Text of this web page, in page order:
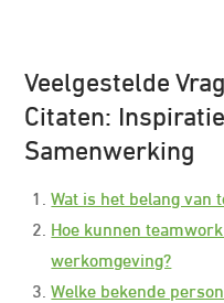
Veelgestelde
Citaten:
Samenwerking
Wat is het belang van
Hoe kunnen
werkomgeving?
Welke bekende